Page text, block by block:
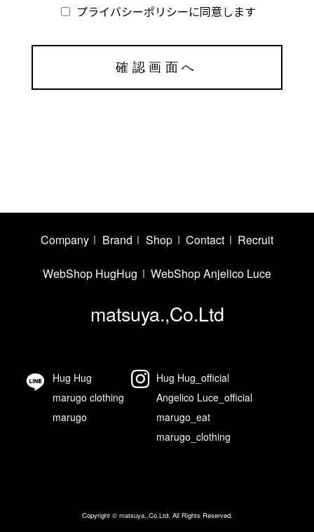
プライバシーポリシーに同意します
Company Brand Shop Contact Recruit
WebShop HugHug WebShop Anjelico Luce
matsuya.,Co.Ltd
Hug Hug
marugo clothing
marugo
Hug Hug_official
Angelico Luce_official
marugo_eat
marugo_clothing
Copyright ©matsuya.,Co.Ltd. All Rights Reserved.